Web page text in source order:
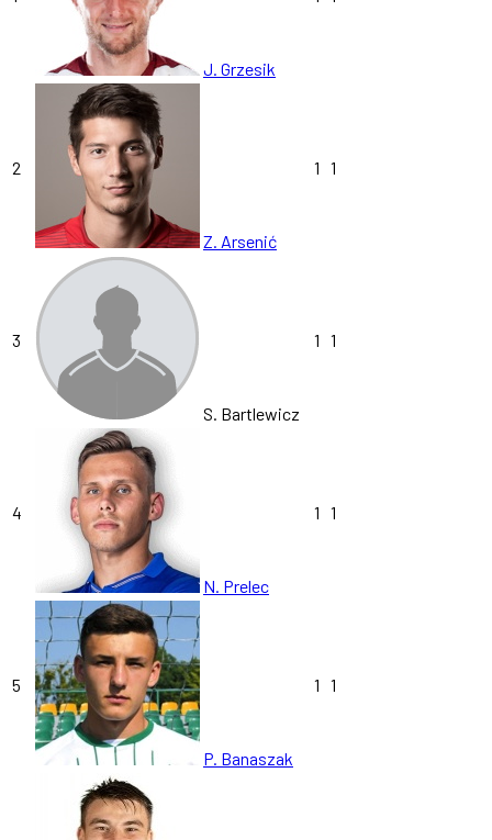
J. Grzesik
2
Z. Arsenić
1 1
3
S. Bartlewicz
1 1
4
N. Prelec
1 1
5
P. Banaszak
1 1